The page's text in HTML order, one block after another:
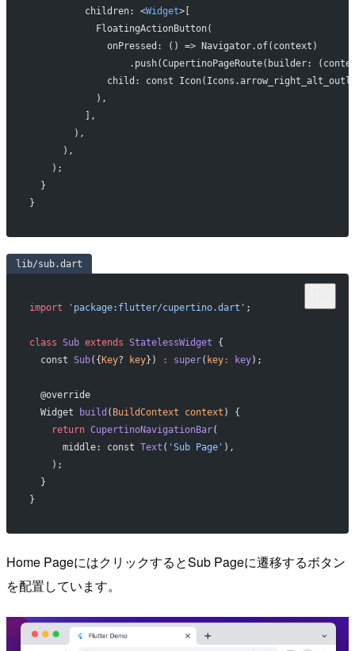
          children: <
Widget>[
            FloatingActionButton(
              onPressed: () => Navigator.of(context)
.push(CupertinoPageRoute(builder:
child: const
            ),
          ],
        ),
      ),
    );
  }
}
lib/sub.dart
import 'package:flutter/cupertino.dart' ;
class Sub extends StatelessWidget {
  const
Sub({Key? key}) : super( key: key);
  @override
  Widget
build ( BuildContext context ) {
    return
CupertinoNavigationBar(
      middle: const
Text ( 'Sub Page' ),
    );
  }
}
Home PageにはクリックするとSub Pageに遷移するボタン
を配置しています。